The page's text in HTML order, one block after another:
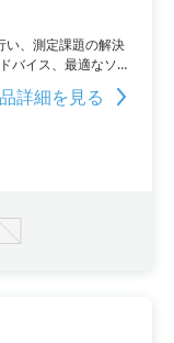
い、測定課題の解決
バイス、最適なソリ
です。さらに、測定
、確実な測定結果を
みの方や新しい測定
詳細を見る